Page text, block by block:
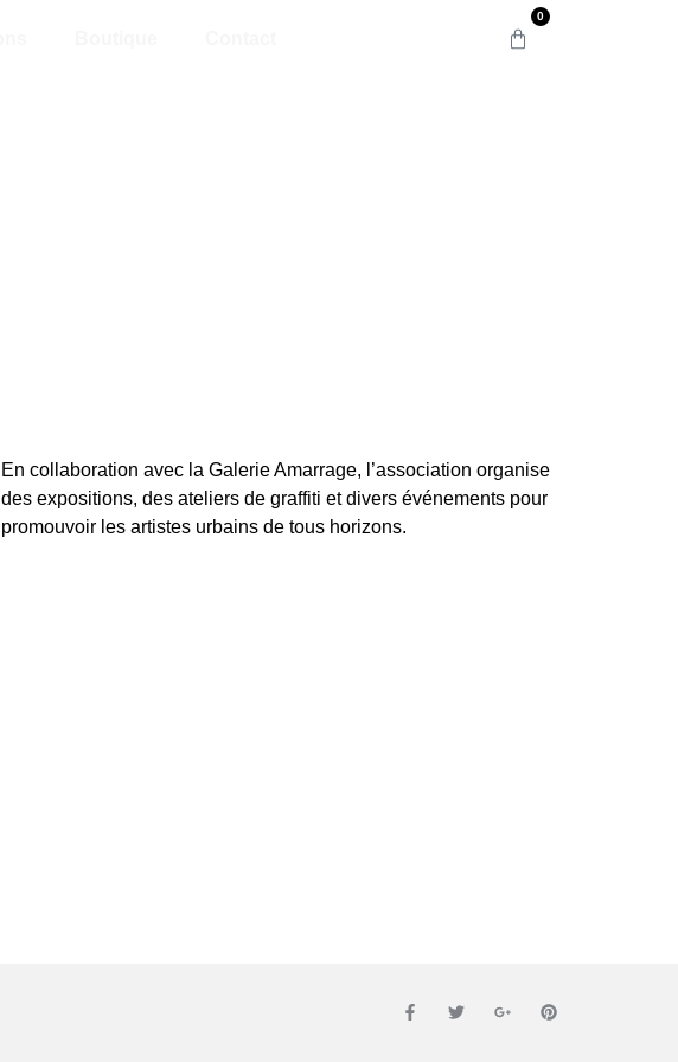
0
En collaboration avec la Galerie Amarrage, l’association organise
des expositions, des ateliers de graffiti et divers événements pour
promouvoir les artistes urbains de tous horizons.